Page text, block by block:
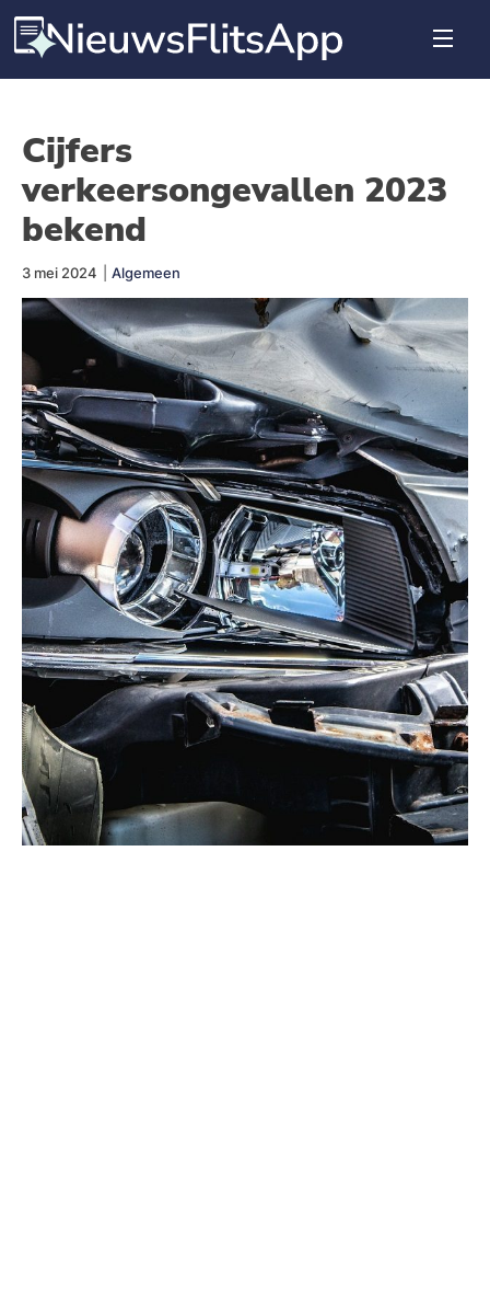
Cijfers
verkeersongevallen 2023
bekend
3 mei 2024 Algemeen